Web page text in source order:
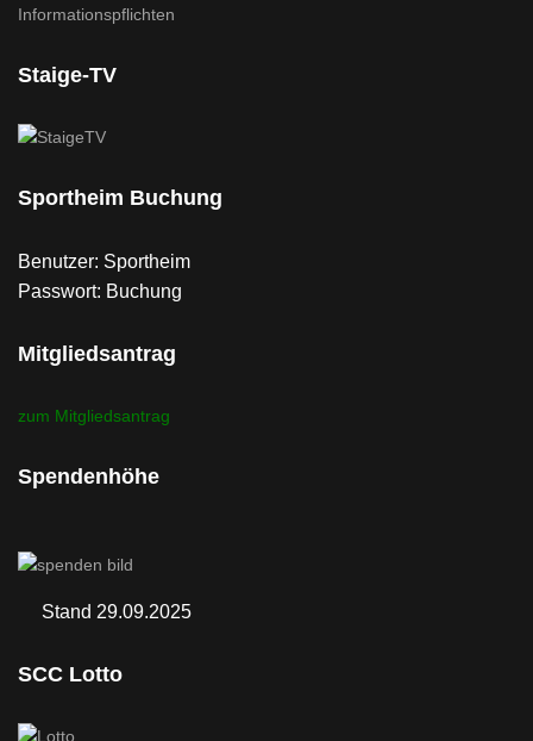
Informationspflichten
Staige-TV
Sportheim Buchung
Benutzer: Sportheim
Passwort: Buchung
Mitgliedsantrag
zum Mitgliedsantrag
Spendenhöhe
Stand 29.09.2025
SCC Lotto